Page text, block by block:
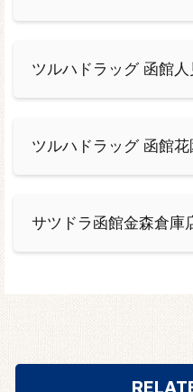
ツルハドラッグ 函館人
ツルハドラッグ 函館花
サツドラ函館金森倉庫